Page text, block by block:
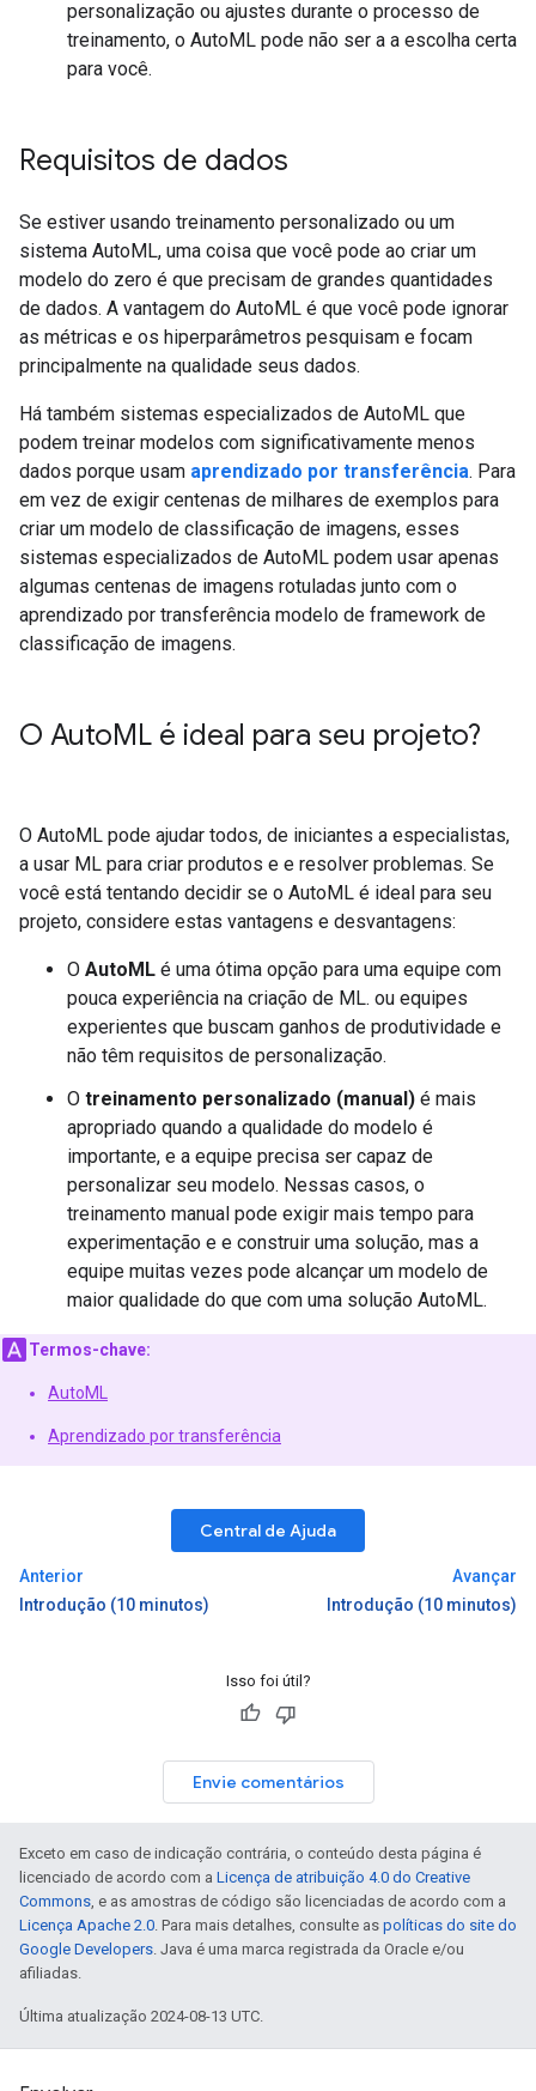
personalização ou ajustes durante o processo de
treinamento, o AutoML pode não ser a a escolha certa
para você.
Requisitos de dados
Se estiver usando treinamento personalizado ou um
sistema AutoML, uma coisa que você pode ao criar um
modelo do zero é que precisam de grandes quantidades
de dados. A vantagem do AutoML é que você pode ignorar
as métricas e os hiperparâmetros pesquisam e focam
principalmente na qualidade seus dados.
Há também sistemas especializados de AutoML que
podem treinar modelos com significativamente menos
dados porque usam aprendizado por transferência. Para
em vez de exigir centenas de milhares de exemplos para
criar um modelo de classificação de imagens, esses
sistemas especializados de AutoML podem usar apenas
algumas centenas de imagens rotuladas junto com o
aprendizado por transferência modelo de framework de
classificação de imagens.
O AutoML é ideal para seu projeto?
O AutoML pode ajudar todos, de iniciantes a especialistas,
a usar ML para criar produtos e e resolver problemas. Se
você está tentando decidir se o AutoML é ideal para seu
projeto, considere estas vantagens e desvantagens:
O AutoML é uma ótima opção para uma equipe com
pouca experiência na criação de ML. ou equipes
experientes que buscam ganhos de produtividade e
não têm requisitos de personalização.
O treinamento personalizado (manual) é mais
apropriado quando a qualidade do modelo é
importante, e a equipe precisa ser capaz de
personalizar seu modelo. Nessas casos, o
treinamento manual pode exigir mais tempo para
experimentação e e construir uma solução, mas a
equipe muitas vezes pode alcançar um modelo de
maior qualidade do que com uma solução AutoML.
Termos-chave:
AutoML
Aprendizado por transferência
Central de Ajuda
Anterior
Introdução (10 minutos)
Avançar
Introdução (10 minutos)
Isso foi útil?
Envie comentários
Exceto em caso de indicação contrária, o conteúdo desta página é
licenciado de acordo com a Licença de atribuição 4.0 do Creative
Commons, e as amostras de código são licenciadas de acordo com a
Licença Apache 2.0. Para mais detalhes, consulte as políticas do site do
Google Developers. Java é uma marca registrada da Oracle e/ou
afiliadas.
Última atualização 2024-08-13 UTC.